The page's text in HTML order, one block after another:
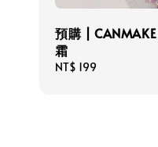
預購 |
霜
Regular
NT$ 199